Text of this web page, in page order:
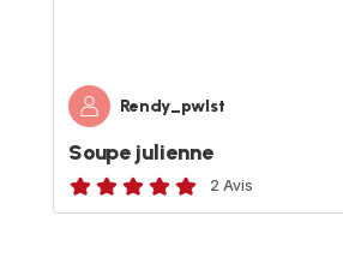
Rendy_pwlst
Soupe julienne
Avis
2 Avis